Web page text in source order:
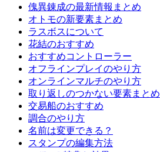
傀異錬成の最新情報まとめ
オトモの新要素まとめ
ラスボスについて
花結のおすすめ
おすすめコントローラー
オフラインプレイのやり方
オンラインマルチのやり方
取り返しのつかない要素まとめ
交易船のおすすめ
調合のやり方
名前は変更できる？
スタンプの編集方法